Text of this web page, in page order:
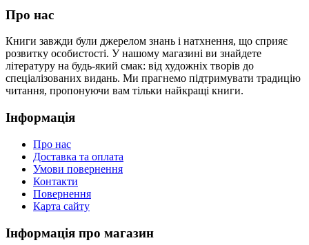
Про нас
Книги завжди були джерелом знань і натхнення, що сприяє
розвитку особистості. У нашому магазині ви знайдете
літературу на будь-який смак: від художніх творів до
спеціалізованих видань. Ми прагнемо підтримувати традицію
читання, пропонуючи вам тільки найкращі книги.
Інформація
Про нас
Доставка та оплата
Умови повернення
Контакти
Повернення
Карта сайту
Інформація про магазин